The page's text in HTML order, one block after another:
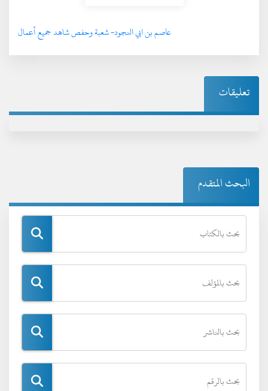
عاصم بن ابي النجود- شعبة وحفص شاهد جميع أعمال
تعليقات
البحث المتقدم